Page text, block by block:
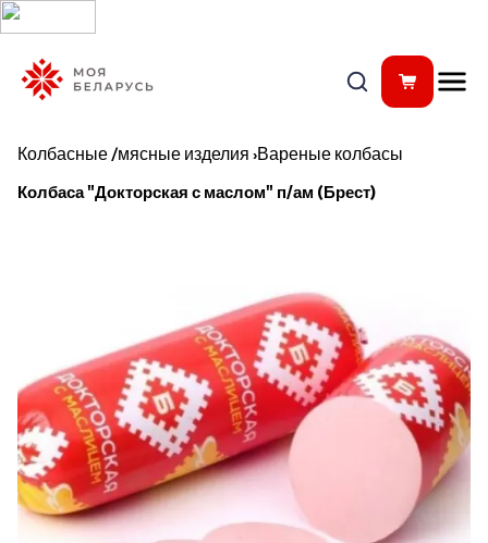
Колбасные /мясные изделия ›Вареные колбасы
Колбаса "Докторская с маслом" п/ам (Брест)